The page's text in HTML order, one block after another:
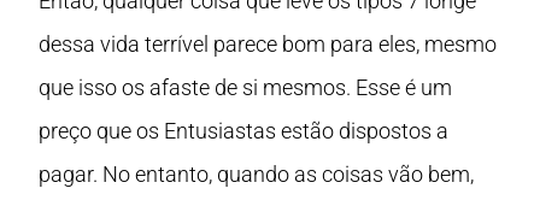
dessa vida terrível parece bom para eles, mesmo
que isso os afaste de si mesmos. Esse é um
preço que os Entusiastas estão dispostos a
pagar. No entanto, quando as coisas vão bem,